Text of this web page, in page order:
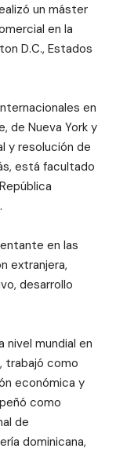
un máster
en la
D.C., Estados
en
de Nueva York y
y resolución de
está facultado
en las
extranjera,
desarrollo
nivel mundial en
trabajó como
económica y
como
de
dominicana,